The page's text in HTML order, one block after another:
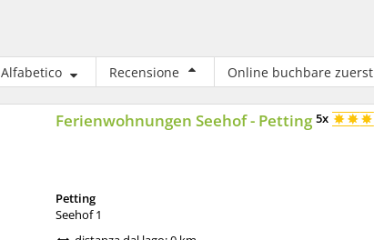
Alfabetico Recensione Online buchbare zuerst
Ferienwohnungen Seehof - Petting 5x
Petting
Seehof 1